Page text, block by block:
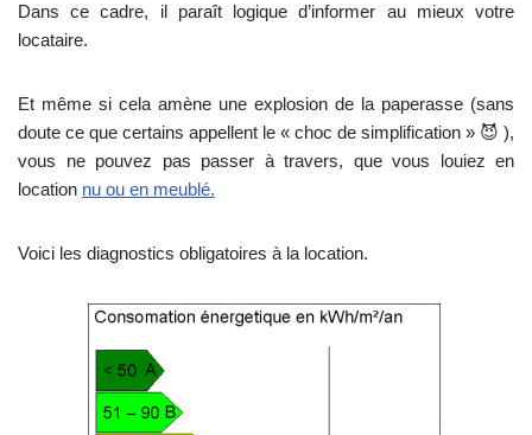
Dans ce cadre, il paraît logique d’informer au mieux votre
locataire.
Et même si cela amène une explosion de la paperasse (sans
doute ce que certains appellent le « choc de simplification » 😈 ),
vous ne pouvez pas passer à travers, que vous louiez en
location nu ou en meublé.
Voici les diagnostics obligatoires à la location.